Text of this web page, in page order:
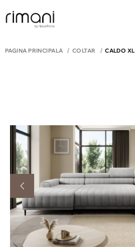
PAGINA PRINCIPALĂ COLTAR CALDO XL